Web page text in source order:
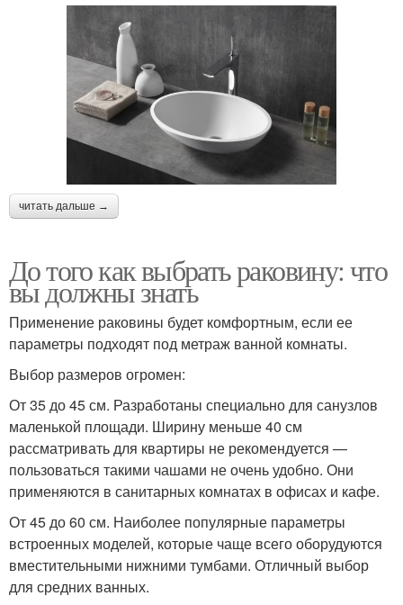
читать дальше →
До того как выбрать раковину: что
вы должны знать
Применение раковины будет комфортным, если ее
параметры подходят под метраж ванной комнаты.
Выбор размеров огромен:
От 35 до 45 см. Разработаны специально для санузлов
маленькой площади. Ширину меньше 40 см
рассматривать для квартиры не рекомендуется —
пользоваться такими чашами не очень удобно. Они
применяются в санитарных комнатах в офисах и кафе.
От 45 до 60 см. Наиболее популярные параметры
встроенных моделей, которые чаще всего оборудуются
вместительными нижними тумбами. Отличный выбор
для средних ванных.